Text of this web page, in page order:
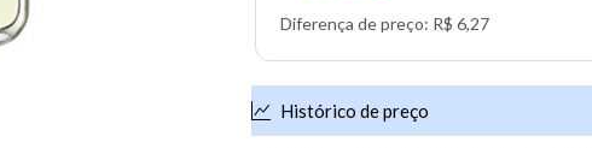
Diferença de preço: R$ 6,27
Histórico de preço